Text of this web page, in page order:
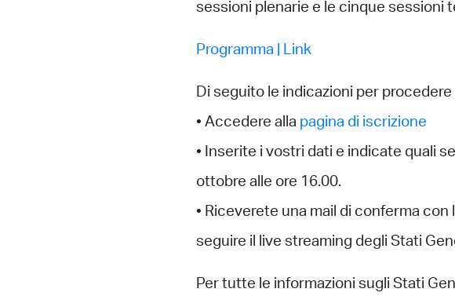
sessioni plenarie e le cinque sessioni
Programma | Link
Di seguito le indicazioni per
• Accedere alla pagina di iscrizione
• Inserite i vostri dati e indicate quali
ottobre alle ore 16.00.
• Riceverete una mail di conferma
seguire il live streaming degli Stati
Per tutte le informazioni sugli Stati